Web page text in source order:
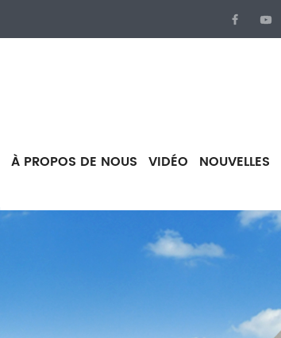
À PROPOS DE NOUS VIDÉO NOUVELLES